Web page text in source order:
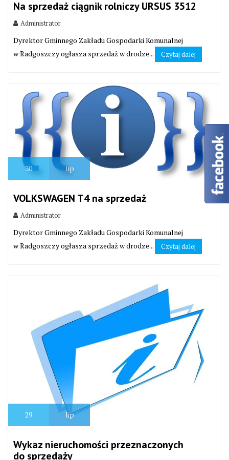
Na sprzedaż ciągnik rolniczy URSUS 3512
Administrator
Dyrektor Gminnego Zakładu Gospodarki Komunalnej
w Radgoszczy ogłasza sprzedaż w drodze...
Czytaj dalej
30 lip
VOLKSWAGEN T4 na sprzedaż
Administrator
Dyrektor Gminnego Zakładu Gospodarki Komunalnej
w Radgoszczy ogłasza sprzedaż w drodze...
Czytaj dalej
29 lip
Wykaz nieruchomości przeznaczonych
do sprzedaży